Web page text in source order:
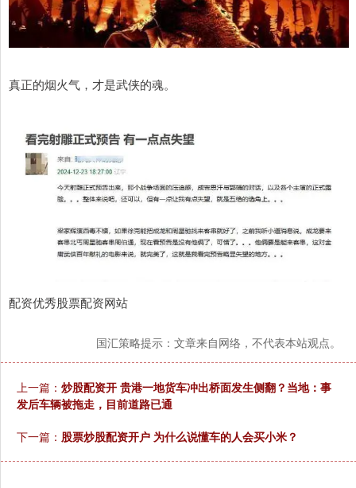
真正的烟火气，才是武侠的魂。
配资优秀股票配资网站
国汇策略提示：文章来自网络，不代表本站观点。
上一篇： 炒股配资开 贵港一地货车冲出桥面发生侧翻？当地：事
发后车辆被拖走，目前道路已通
下一篇： 股票炒股配资开户 为什么说懂车的人会买小米？